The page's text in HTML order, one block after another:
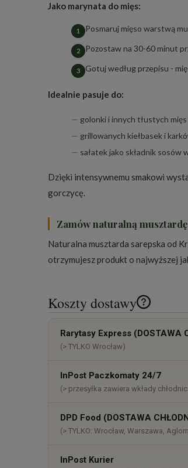
Jako marynata do mięs:
Posmaruj mięso warstwą
Pozostaw na 30-60 minut
Gotuj według przepisu -
Idealnie pasuje do:
golonki i innych tłustych
grillowanych kiełbasek i
sałatek jako składnik sosów
Dzięki intensywnemu smakowi
gorczycę.
Zamów naturalną
Naturalna musztarda sarepska od
otrzymujesz produkt o najwyższej
Koszty dostawy
Cena nie
Rarytasy Express (DOSTAWA
(> TYLKO Wrocław)
InPost Paczkomaty 24/7
(> przesyłka zawiera wkłady
DPD Food (DOSTAWA
(> TYLKO: Wrocław, Warszawa,
InPost Kurier